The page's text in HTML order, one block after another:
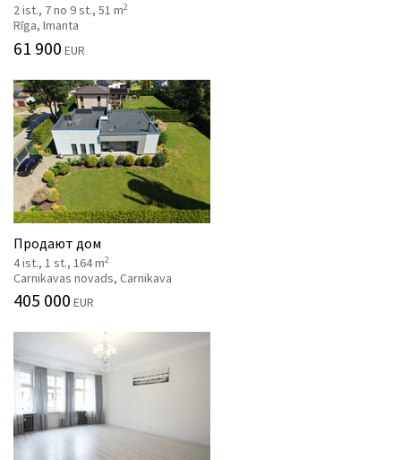
2 ist., 7 no 9 st., 51 m2
Rīga, Imanta
61 900 EUR
Продают дом
4 ist., 1 st., 164 m2
Carnikavas novads, Carnikava
405 000 EUR